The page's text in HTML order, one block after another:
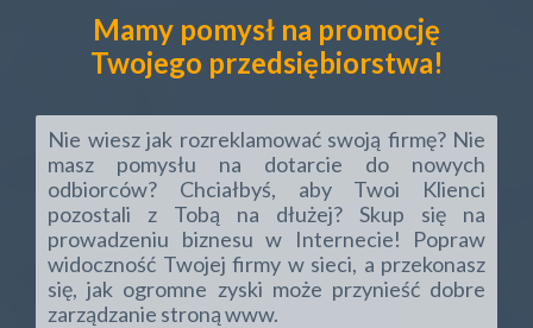
Firmy wg branż
Motoryzacja
Sport i turystyka
Zdrowie i uroda
Mamy pomysł na promocję
Twojego przedsiębiorstwa!
Nie wiesz jak rozreklamować swoją firmę? Nie
masz pomysłu na dotarcie do nowych
odbiorców? Chciałbyś, aby Twoi Klienci
pozostali z Tobą na dłużej? Skup się na
prowadzeniu biznesu w Internecie! Popraw
widoczność Twojej firmy w sieci, a przekonasz
się, jak ogromne zyski może przynieść dobre
zarządzanie stroną www.